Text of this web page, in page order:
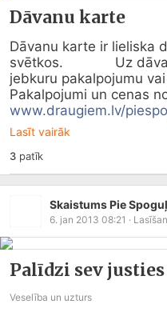
Dāvanu karte
Dāvanu karte ir lieliska
svētkos.             Uz
jebkuru pakalpojumu
www.draugiem.lv/
Lasīt vairāk
3patīk
Skaistums Pie
6. jan 2013 08:21 ·
Palīdzi sev
Veselība un uzturs